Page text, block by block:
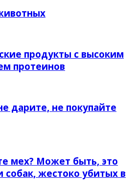
продукты с высоким
протеинов
дарите, не покупайте
мех? Может быть, это
собак, жестоко убитых в